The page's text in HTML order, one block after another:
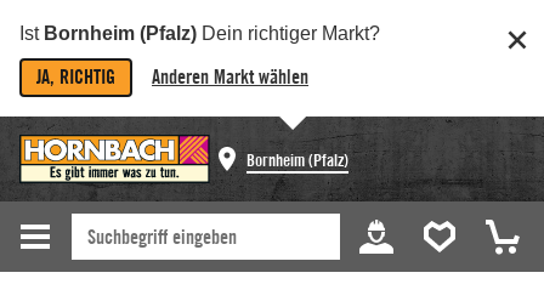
Ist Bornheim (Pfalz) Dein richtiger Markt?
JA, RICHTIG Anderen Markt wählen
Bornheim (Pfalz)